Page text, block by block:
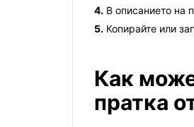
4. В описанието на
5. Копирайте или
Как
пратка